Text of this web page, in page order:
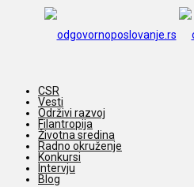
CSR
Vesti
Održivi razvoj
Filantropija
Životna sredina
Radno okruženje
Konkursi
Intervju
Blog